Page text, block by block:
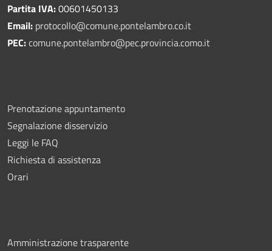
Partita IVA:00601450133
Email: protocollo@comune.pontelambro.co.it
PEC:comune.pontelambro@pec.provincia.como.it
Prenotazione appuntamento
Segnalazione disservizio
Leggi le FAQ
Richiesta di assistenza
Orari
Amministrazione trasparente